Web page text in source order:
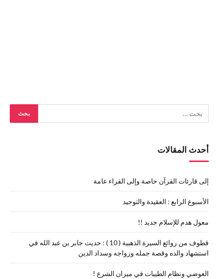
أحدث المقالات
إلى قارئات القرآن خاصة وإلى القراء عامة
الأسبوع الرابع : العقيدة والتوحيد
معول هدم للإسلام جديد !!
قطوف من روائع السيرة الذهبية ( 10 ) : حديث جابر بن عبد الله في
استشهاد والده وقصة جمله وزواجه وسداد الدين
العوضي ونظام الطيبات في ميزان الشرع !